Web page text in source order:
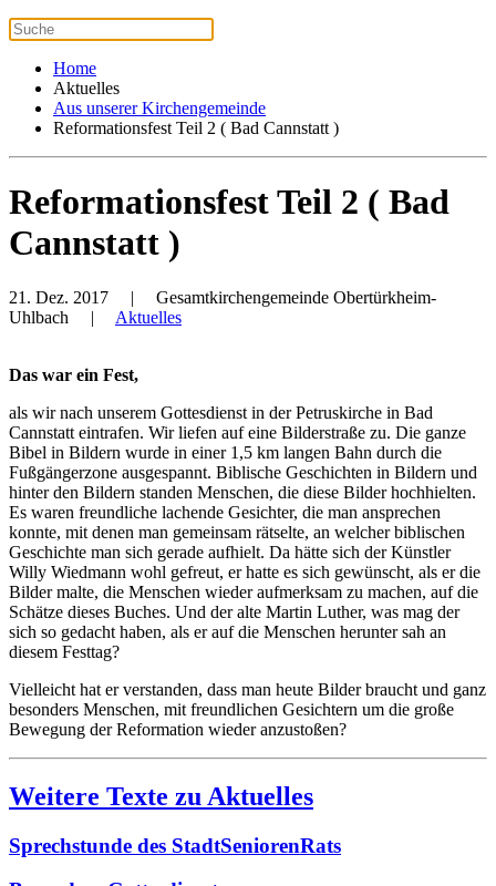
Home
Aktuelles
Aus unserer Kirchengemeinde
Reformationsfest Teil 2 ( Bad Cannstatt )
Reformationsfest Teil 2 ( Bad
Cannstatt )
21. Dez. 2017 | Gesamtkirchengemeinde Obertürkheim-
Uhlbach | Aktuelles
Das war ein Fest,
als wir nach unserem Gottesdienst in der Petruskirche in Bad
Cannstatt eintrafen. Wir liefen auf eine Bilderstraße zu. Die ganze
Bibel in Bildern wurde in einer 1,5 km langen Bahn durch die
Fußgängerzone ausgespannt. Biblische Geschichten in Bildern und
hinter den Bildern standen Menschen, die diese Bilder hochhielten.
Es waren freundliche lachende Gesichter, die man ansprechen
konnte, mit denen man gemeinsam rätselte, an welcher biblischen
Geschichte man sich gerade aufhielt. Da hätte sich der Künstler
Willy Wiedmann wohl gefreut, er hatte es sich gewünscht, als er die
Bilder malte, die Menschen wieder aufmerksam zu machen, auf die
Schätze dieses Buches. Und der alte Martin Luther, was mag der
sich so gedacht haben, als er auf die Menschen herunter sah an
diesem Festtag?
Vielleicht hat er verstanden, dass man heute Bilder braucht und ganz
besonders Menschen, mit freundlichen Gesichtern um die große
Bewegung der Reformation wieder anzustoßen?
Weitere Texte zu Aktuelles
Sprechstunde des StadtSeniorenRats